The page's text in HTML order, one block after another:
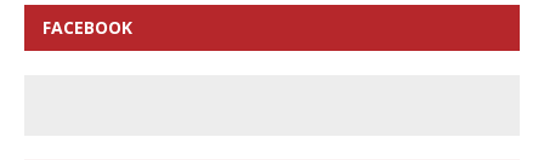
FACEBOOK